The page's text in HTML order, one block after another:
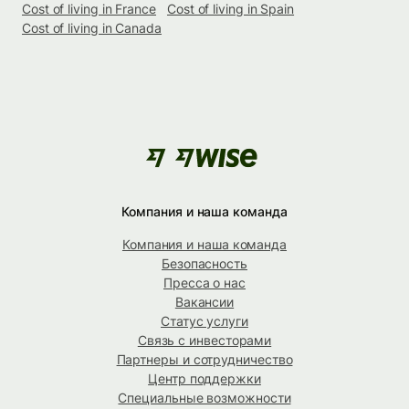
Cost of living in France
Cost of living in Spain
Cost of living in Canada
Компания и наша команда
Компания и наша команда
Безопасность
Пресса о нас
Вакансии
Статус услуги
Связь с инвесторами
Партнеры и сотрудничество
Центр поддержки
Специальные возможности